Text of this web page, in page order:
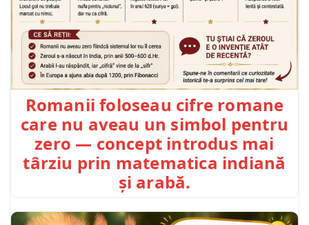
Romanii foloseau cifre romane
care nu aveau un simbol pentru
zero — concept introdus mai
târziu prin matematica indiană
și arabă.